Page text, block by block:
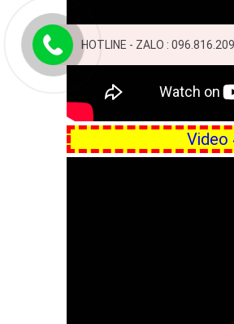
Video
HOTLINE - ZALO :